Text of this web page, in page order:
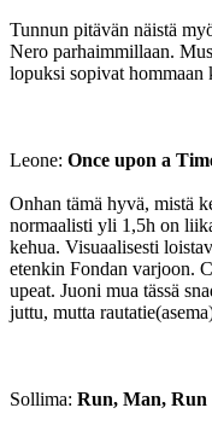
Tunnun pitävän näistä
Nero parhaimmillaan.
lopuksi sopivat hommaan
Leone: Once upon a
Onhan tämä hyvä, mistä
normaalisti yli 1,5h on
kehua. Visuaalisesti
etenkin Fondan varjoon.
upeat. Juoni mua tässä
juttu, mutta
Sollima: Run, Man, Run